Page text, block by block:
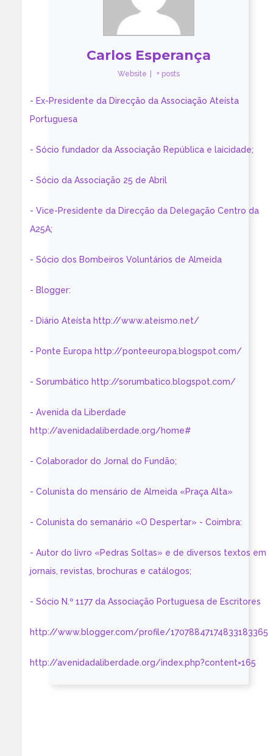
Carlos Esperança
Website + posts
- Ex-Presidente da Direcção da Associação Ateísta
Portuguesa
- Sócio fundador da Associação República e laicidade;
- Sócio da Associação 25 de Abril
- Vice-Presidente da Direcção da Delegação Centro da
A25A;
- Sócio dos Bombeiros Voluntários de Almeida
- Blogger:
- Diário Ateísta http://www.ateismo.net/
- Ponte Europa http://ponteeuropa.blogspot.com/
- Sorumbático http://sorumbatico.blogspot.com/
- Avenida da Liberdade
http://avenidadaliberdade.org/home#
- Colaborador do Jornal do Fundão;
- Colunista do mensário de Almeida «Praça Alta»
- Colunista do semanário «O Despertar» - Coimbra:
- Autor do livro «Pedras Soltas» e de diversos textos em
jornais, revistas, brochuras e catálogos;
- Sócio N.º 1177 da Associação Portuguesa de Escritores
http://www.blogger.com/profile/17078847174833183365
http://avenidadaliberdade.org/index.php?content=165